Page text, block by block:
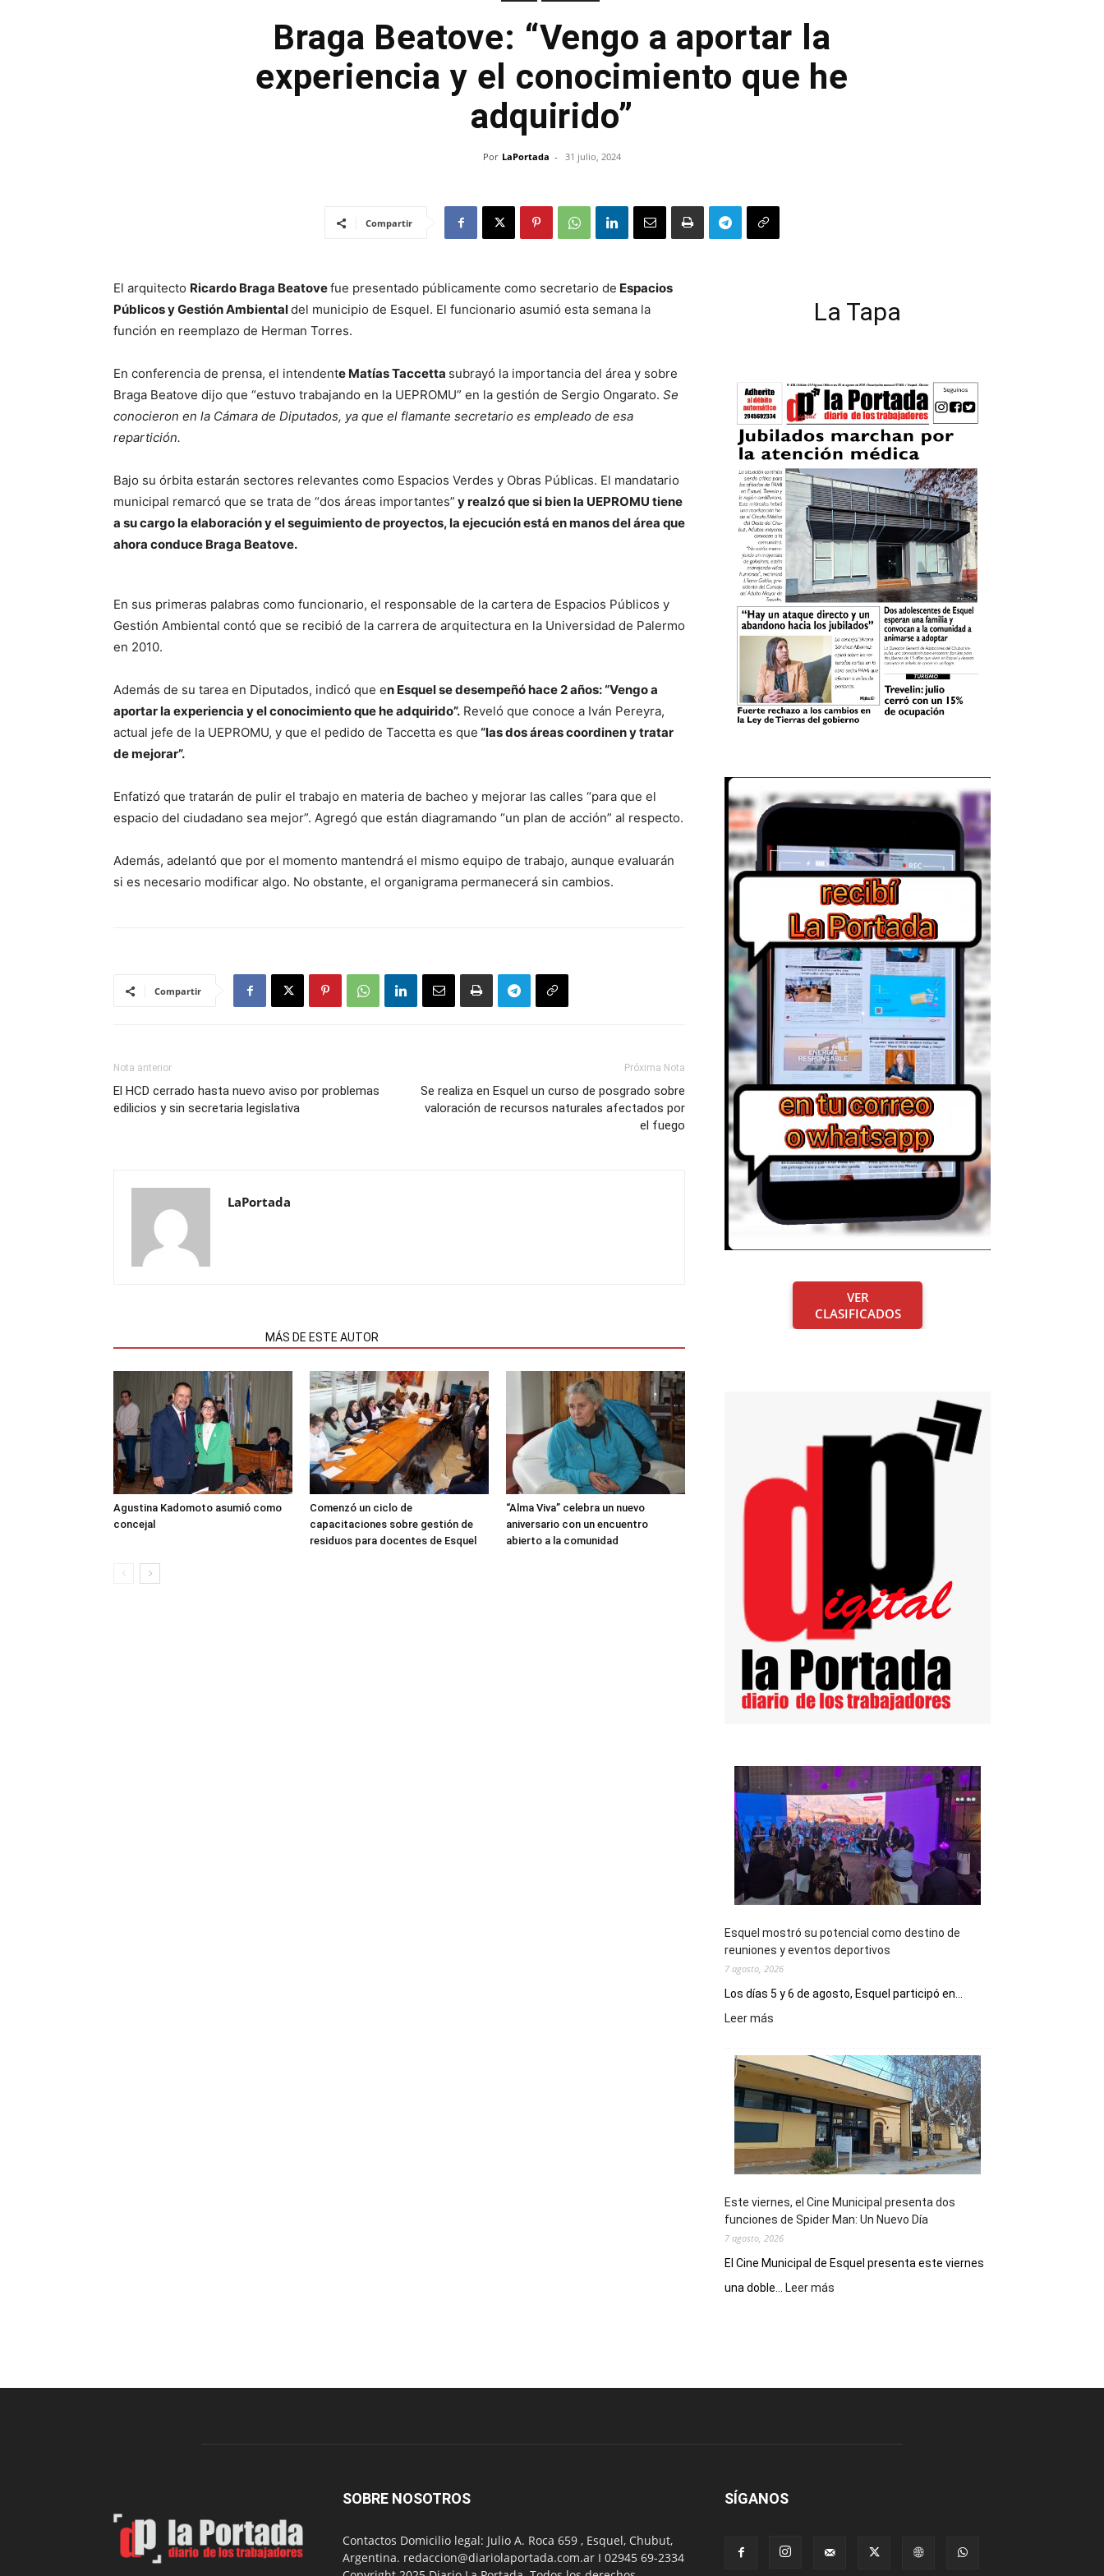
Braga Beatove: “Vengo a aportar la
experiencia y el conocimiento que he
adquirido”
Por LaPortada - 31 julio, 2024
Compartir
El arquitecto Ricardo Braga Beatovefue presentado públicamente como secretario de Espacios
Públicos y Gestión Ambientaldel municipio de Esquel. El funcionario asumió esta semana la
función en reemplazo de Herman Torres.
En conferencia de prensa, el intendente Matías Taccetta subrayó la importancia del área y sobre
Braga Beatove dijo que “estuvo trabajando en la UEPROMU” en la gestión de Sergio Ongarato. Se
conocieron en la Cámara de Diputados, ya que el flamante secretario es empleado de esa
repartición.
Bajo su órbita estarán sectores relevantes como Espacios Verdes y Obras Públicas. El mandatario
municipal remarcó que se trata de “dos áreas importantes” y realzó que si bien la UEPROMU tiene
a su cargo la elaboración y el seguimiento de proyectos, la ejecución está en manos del área que
ahora conduce Braga Beatove.
En sus primeras palabras como funcionario, el responsable de la cartera de Espacios Públicos y
Gestión Ambiental contó que se recibió de la carrera de arquitectura en la Universidad de Palermo
en 2010.
Además de su tarea en Diputados, indicó que en Esquel se desempeñó hace 2 años: “Vengo a
aportar la experiencia y el conocimiento que he adquirido”. Reveló que conoce a Iván Pereyra,
actual jefe de la UEPROMU, y que el pedido de Taccetta es que “las dos áreas coordinen y tratar
de mejorar”.
Enfatizó que tratarán de pulir el trabajo en materia de bacheo y mejorar las calles “para que el
espacio del ciudadano sea mejor”. Agregó que están diagramando “un plan de acción” al respecto.
Además, adelantó que por el momento mantendrá el mismo equipo de trabajo, aunque evaluarán
si es necesario modificar algo. No obstante, el organigrama permanecerá sin cambios.
Compartir
Nota anterior
El HCD cerrado hasta nuevo aviso por problemas
edilicios y sin secretaria legislativa
Próxima Nota
Se realiza en Esquel un curso de posgrado sobre
valoración de recursos naturales afectados por
el fuego
LaPortada
MÁS DE ESTE AUTOR
Agustina Kadomoto asumió como
concejal
Comenzó un ciclo de
capacitaciones sobre gestión de
residuos para docentes de Esquel
“Alma Viva” celebra un nuevo
aniversario con un encuentro
abierto a la comunidad
La Tapa
VER
CLASIFICADOS
Esquel mostró su potencial como destino de
reuniones y eventos deportivos
7 agosto, 2026
Los días 5 y 6 de agosto, Esquel participó en...
Leer más
su
potencial
como
destino
de
reuniones
y
deportivos
Este viernes, el Cine Municipal presenta dos
funciones de Spider Man: Un Nuevo Día
7 agosto, 2026
El Cine Municipal de Esquel presenta este viernes
una doble...
Leer más
presenta
SOBRE NOSOTROS
Contactos Domicilio legal: Julio A. Roca 659 , Esquel, Chubut,
Argentina. redaccion@diariolaportada.com.ar I 02945 69-2334
SÍGANOS